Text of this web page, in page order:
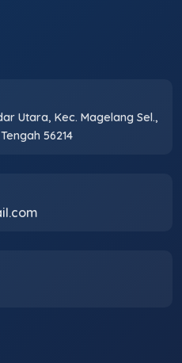
Utara, Kec. Magelang Sel.,
56214